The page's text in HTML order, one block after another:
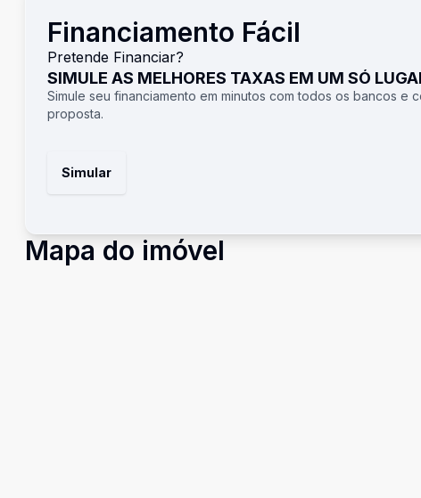
Financiamento Fácil
Pretende Financiar?
SIMULE AS MELHORES TAXAS EM UM SÓ
Simule seu financiamento em minutos com todos os bancos e
proposta.
Simular
Mapa do imóvel